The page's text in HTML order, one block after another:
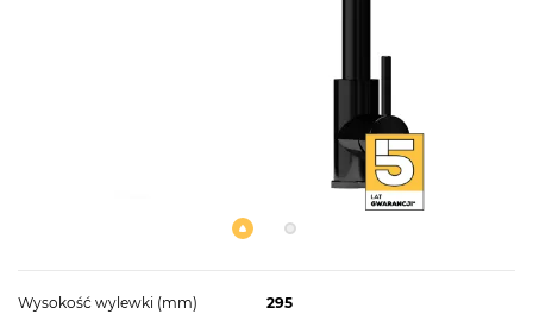
Wysokość wylewki (mm)
295